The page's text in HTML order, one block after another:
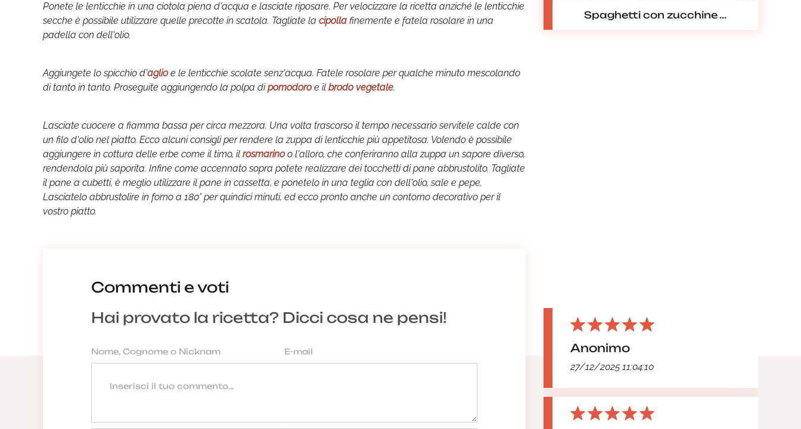
Ponete le lenticchie in una ciotola piena d'acqua e lasciate riposare. Per velocizzare la ricetta anziché le lenticchie
secche è possibile utilizzare quelle precotte in scatola. Tagliate la cipolla finemente e fatela rosolare in una
padella con dell'olio.
Aggiungete lo spicchio d'aglioe le lenticchie scolate senz'acqua. Fatele rosolare per qualche minuto mescolando
di tanto in tanto. Proseguite aggiungendo la polpa dipomodoroe il brodo vegetale.
Lasciate cuocere a fiamma bassa per circa mezzora. Una volta trascorso il tempo necessario servitele calde con
un filo d'olio nel piatto. Ecco alcuni consigli per rendere la zuppa di lenticchie più appetitosa. Volendo è possibile
aggiungere in cottura delle erbe come il timo, il rosmarinoo l'alloro, che conferiranno alla zuppa un sapore diverso,
rendendola più saporita. Infine come accennato sopra potete realizzare dei tocchetti di pane abbrustolito. Tagliate
il pane a cubetti, è meglio utilizzare il pane in cassetta, e ponetelo in una teglia con dell'olio, sale e pepe.
Lasciatelo abbrustolire in forno a 180° per quindici minuti, ed ecco pronto anche un contorno decorativo per il
vostro piatto.
Spaghetti con zucchine ...
Commenti e voti
Hai provato la ricetta? Dicci cosa ne pensi!
Anonimo
27/12/2025 11:04:10